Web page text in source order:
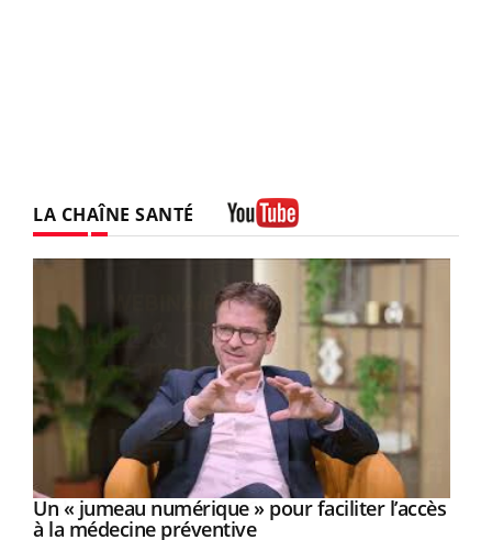
LA CHAÎNE SANTÉ
Youtube
Un « jumeau numérique » pour faciliter l’accès
à la médecine préventiveYoutube